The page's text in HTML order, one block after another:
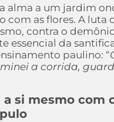
alma a um jardim
com as flores. A luta
contra o
essencial da
paulino: “
a corrida,
a si mesmo com